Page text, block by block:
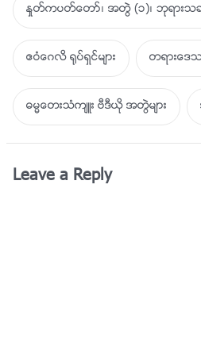
ႏႈတ္ကပတ္ေတာ္၊ အတြဲ (၁)၊ ဘုရားသခင္
ဧဝံေဂလိ ႐ုပ္ရွင္မ်ား တရားေဒႆန
ဓမၼေတးသံက်ဴး ဗီဒီယို အတြဲမ်ား
Leave a Reply